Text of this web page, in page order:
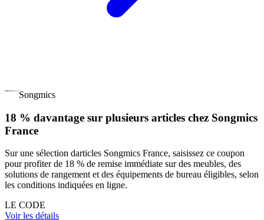
Songmics
18 % davantage sur plusieurs articles chez Songmics
France
Sur une sélection darticles Songmics France, saisissez ce coupon
pour profiter de 18 % de remise immédiate sur des meubles, des
solutions de rangement et des équipements de bureau éligibles, selon
les conditions indiquées en ligne.
LE CODE
Voir les détails